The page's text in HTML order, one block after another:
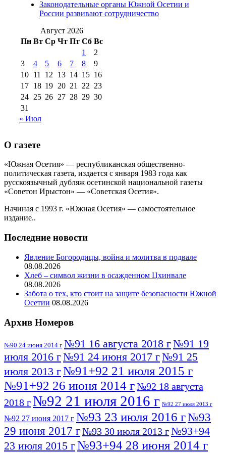
августа 2012 г(14) №98+99 11 июля
2017 г(9)
№99 4 августа
2016 г(12) №99 8 июля 2014 г
августа 2012 г(11)
августа 2013 г
(12)
Законодательные органы Южной Осетии и
России развивают сотрудничество
Август 2026
Пн Вт Ср Чт Пт Сб Вс
1
2
3
4 5 6 7 8
9
10 11 12 13 14 15 16
17 18 19 20 21 22 23
24 25 26 27 28 29 30
31
« Июл
О газете
«Южная Осетия» — республиканская общественно-
политическая газета, издается с января 1983 года как
русскоязычный дубляж осетинской национальной газеты
«Советон Ирыстон» — «Советская Осетия».
Начиная с 1993 г. «Южная Осетия» — самостоятельное
издание..
Последние новости
Явление Богородицы, война и молитва в подвале
08.08.2026
Хлеб – символ жизни в осажденном Цхинвале
08.08.2026
Забота о тех, кто стоит на защите безопасности Южной
Осетии 08.08.2026
Архив Номеров
№90 24 июня 2014 г №91 16 августа 2018 г№91 19
июля 2016 г№91 24 июня 2017 г№91 25
июля 2013 г№91+92 21 июля 2015 г
№91+92 26 июня 2014 г№92 18 августа
2018 г№92 21 июля 2016 г №92 27 июля 2013 г
№92 27 июня 2017 г №93 23 июля 2016 г№93
29 июня 2017 г№93 30 июля 2013 г№93+94
23 июля 2015 г№93+94 28 июня 2014 г